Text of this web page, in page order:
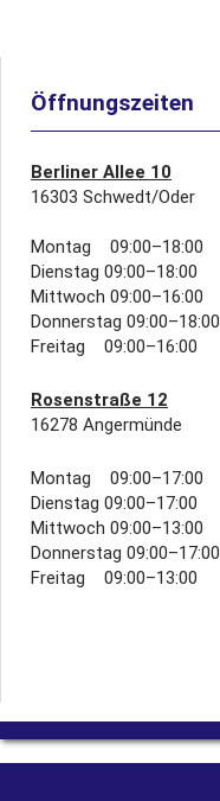
Öffnungszeiten
Berliner Allee 10
16303 Schwedt/Oder
Montag 09:00–18:00
Dienstag 09:00–18:00
Mittwoch 09:00–16:00
Donnerstag 09:00–18:00
Freitag 09:00–16:00
Rosenstraße 12
16278 Angermünde
Montag 09:00–17:00
Dienstag 09:00–17:00
Mittwoch 09:00–13:00
Donnerstag 09:00–17:00
Freitag 09:00–13:00